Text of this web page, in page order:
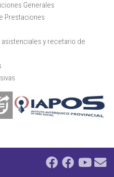
Generales
Prestaciones
y recetario de